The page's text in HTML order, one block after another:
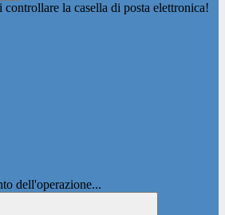
la casella di posta elettronica!
dell'operazione...